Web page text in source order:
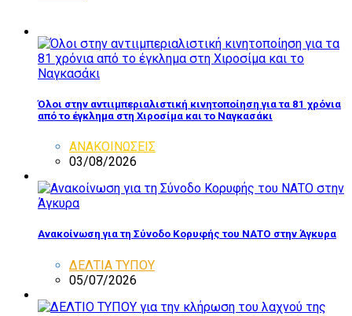
Όλοι στην αντιιμπεριαλιστική κινητοποίηση για τα 81 χρόνια
από το έγκλημα στη Χιροσίμα και το Ναγκασάκι
ΑΝΑΚΟΙΝΩΣΕΙΣ
03/08/2026
Ανακοίνωση για τη Σύνοδο Κορυφής του ΝΑΤΟ στην Άγκυρα
ΔΕΛΤΙΑ ΤΥΠΟΥ
05/07/2026